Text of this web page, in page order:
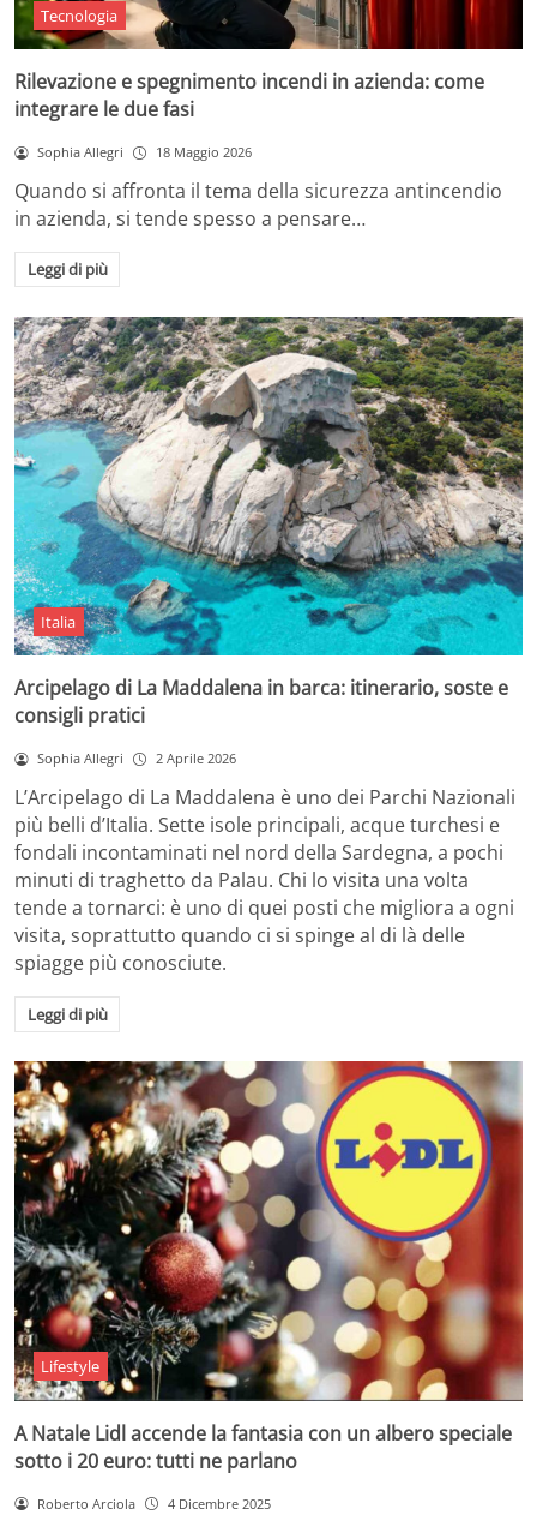
Tecnologia
Rilevazione e spegnimento incendi in azienda: come
integrare le due fasi
Sophia Allegri 18 Maggio 2026
Quando si affronta il tema della sicurezza antincendio
in azienda, si tende spesso a pensare…
Leggi di più
Italia
Arcipelago di La Maddalena in barca: itinerario, soste e
consigli pratici
Sophia Allegri 2 Aprile 2026
L’Arcipelago di La Maddalena è uno dei Parchi Nazionali
più belli d’Italia. Sette isole principali, acque turchesi e
fondali incontaminati nel nord della Sardegna, a pochi
minuti di traghetto da Palau. Chi lo visita una volta
tende a tornarci: è uno di quei posti che migliora a ogni
visita, soprattutto quando ci si spinge al di là delle
spiagge più conosciute.
Leggi di più
Lifestyle
A Natale Lidl accende la fantasia con un albero speciale
sotto i 20 euro: tutti ne parlano
Roberto Arciola 4 Dicembre 2025